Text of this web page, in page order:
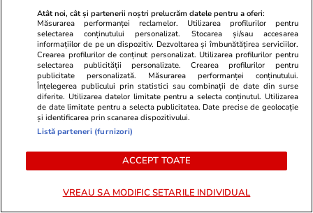
Ce este loud budgeting,
tendința financiară populară la
generația Z
Lifestyle 04 aug.
Cum se scrie corect: bineînțeles
sau bine înțeles
Atât noi, cât și partenerii noștri prelucrăm datele pentru a oferi:
Măsurarea performanței reclamelor. Utilizarea profilurilor pentru
selectarea conținutului personalizat. Stocarea și/sau accesarea
informațiilor de pe un dispozitiv. Dezvoltarea și îmbunătățirea serviciilor.
Crearea profilurilor de conținut personalizat. Utilizarea profilurilor pentru
selectarea publicității personalizate. Crearea profilurilor pentru
publicitate personalizată. Măsurarea performanței conținutului.
Înțelegerea publicului prin statistici sau combinații de date din surse
diferite. Utilizarea datelor limitate pentru a selecta conținutul. Utilizarea
de date limitate pentru a selecta publicitatea. Date precise de geolocație
și identificarea prin scanarea dispozitivului.
Listă parteneri (furnizori)
ACCEPT TOATE
VREAU SA MODIFIC SETARILE INDIVIDUAL